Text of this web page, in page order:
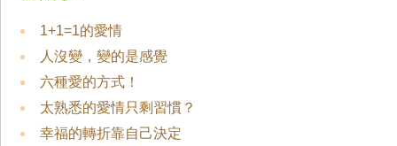
1+1=1的愛情
人沒變，變的是感覺
六種愛的方式！
太熟悉的愛情只剩習慣？
幸福的轉折靠自己決定